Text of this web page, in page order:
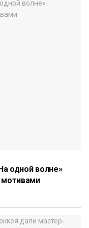
одной волне»